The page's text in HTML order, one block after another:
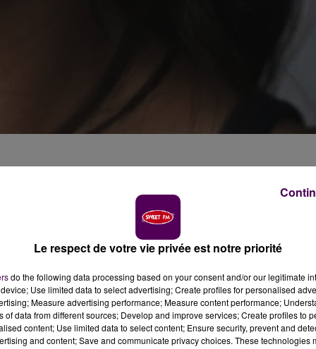
touche, selon les dernières statistiques, une
l'Orne, où l'épidémie apparaît particulièrement
8 décembre, à 118,8.
Normandie se stabilise et remonte légèrement pour
quatre jours plus tôt"indique l’Agence régionale de
d’alerte fixé à 50, dans tous les départements, à
, forte d’un taux de 33,6 -le plus faible du
Le respect de votre vie privée est notre priorité
do the following data processing based on your consent and/or our legitimate
Use limited data to select advertising; Create profiles for personalised
Measure advertising performance; Measure content performance;
of data from different sources; Develop and improve services; Create profiles to
content; Use limited data to select content; Ensure security, prevent and
and content; Save and communicate privacy choices. These technologies